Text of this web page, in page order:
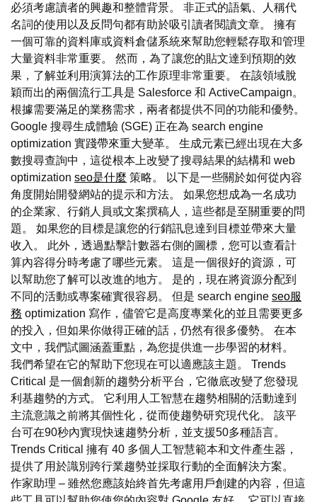
必須考慮讀者的興趣和整體背景。 非正式的語氣、人稱代
名詞的使用以及反問句都有助於吸引讀者閱讀文章。 擁有
一個可靠的資料庫或資料倉儲系統來幫助您輕鬆存取和管理
大量資料非常重要。 然而，為了讓您的貼文達到預期的效
果，了解並利用演算法的工作原理非常重要。 在該領域脫
穎而出的兩個流行工具是 Salesforce 和 ActiveCampaign。
根據需要滿足的業務需求，兩者都提供不同的功能和優勢。
Google 搜尋生成體驗 (SGE) 正在為 search engine
optimization 實踐帶來重大變革。 生成元素已經出現在大多
數搜尋查詢中，這從根本上改變了搜尋結果的結構和 web
optimization seo是什麼 策略。 以下是一些關於如何從內容
角度開始開發網站的提示和方法。 如果您想成為一名成功
的企業家、行銷人員或文案撰稿人，這些都是至關重要的問
題。 如果您的目標是讓您的行銷訊息達到目標並帶來大量
收入。 此外，透過點擊計數器右側的圖標，您可以查看計
算內容得分時考慮了哪些元素。 這是一個很好的資源，可
以幫助您了解可以改進的地方。 是的，現在將資源分配到
不同的活動或專案確實很容易。 但是 search engine seo服
務 optimization 寫作，儘管它是高度專業化的並且需要更多
的投入，但如果你做得正確的話，仍然有很多優勢。 在本
文中，我們試圖涵蓋重點，為您提供進一步學習的材料。
我們希望在它的幫助下您現在可以適應該主題。 Trends
Critical 是一個創新的趨勢分析平台，它徹底改變了您發現
利基趨勢的方式。 它利用人工智慧在趨勢相關的活動達到
主流意識之前將其個性化，從而使趨勢研究現代化。 該平
台可在90秒內實現快速趨勢分析，並支援50多種語言。
Trends Critical 擁有 40 多個人工智慧範本和文件產生器，
提供了用於識別跨行業趨勢並採取行動的全面解決方案。
作家助理 – 雖然您應該始終首先考慮用戶創建的內容，但這